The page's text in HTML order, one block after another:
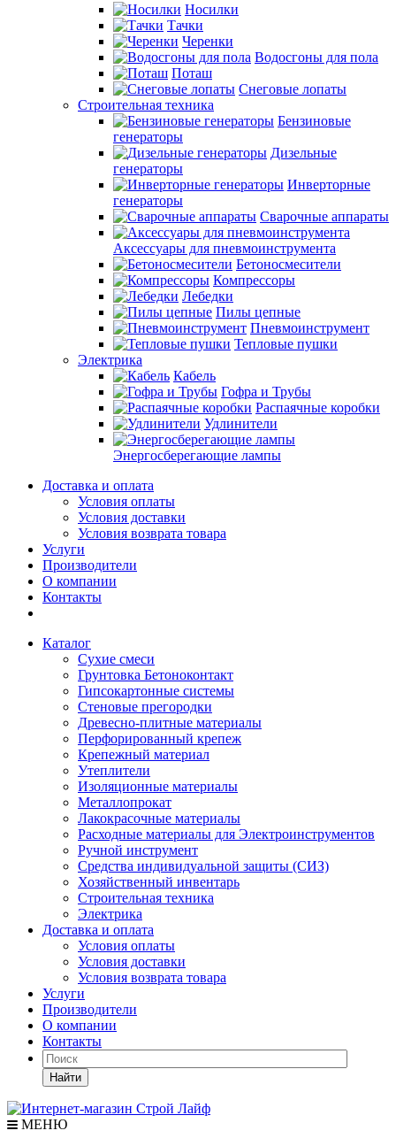
Носилки
Тачки
Черенки
Водосгоны для пола
Поташ
Снеговые лопаты
Строительная техника
Бензиновые
генераторы
Дизельные
генераторы
Инверторные
генераторы
Сварочные аппараты
Аксессуары для пневмоинструмента
Бетоносмесители
Компрессоры
Лебедки
Пилы цепные
Пневмоинструмент
Тепловые пушки
Электрика
Кабель
Гофра и Трубы
Распаячные коробки
Удлинители
Энергосберегающие лампы
Доставка и оплата
Условия оплаты
Условия доставки
Условия возврата товара
Услуги
Производители
О компании
Контакты
Каталог
Сухие смеси
Грунтовка Бетоноконтакт
Гипсокартонные системы
Стеновые прегородки
Древесно-плитные материалы
Перфорированный крепеж
Крепежный материал
Утеплители
Изоляционные материалы
Металлопрокат
Лакокрасочные материалы
Расходные материалы для Электроинструментов
Ручной инструмент
Средства индивидуальной защиты (СИЗ)
Хозяйственный инвентарь
Строительная техника
Электрика
Доставка и оплата
Условия оплаты
Условия доставки
Условия возврата товара
Услуги
Производители
О компании
Контакты
Найти
МЕНЮ